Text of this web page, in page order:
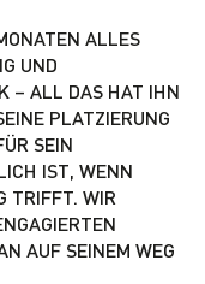
ALLES
UND
– ALL DAS HAT IHN
PLATZIERUNG
SEIN
IST, WENN
TRIFFT. WIR
AUF SEINEM WEG